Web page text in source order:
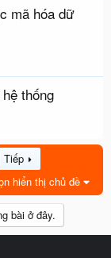
mã hóa dữ
thống
Tiếp
hiển thị chủ đề
bài ở đây.